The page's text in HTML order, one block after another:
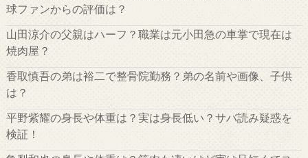
球ファンからの評価は？
山田涼介の父親はハーフ？職業は元小田急の車掌で現在は
焼肉屋？
香取慎吾の弟は裕二で整骨院勤務？弟の名前や画像、子供
は？
平野紫耀の身長や体重は？実は身長低い？サバ読み疑惑を
検証！